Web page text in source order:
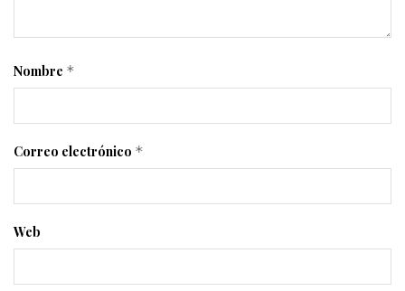
Nombre *
Correo electrónico *
Web